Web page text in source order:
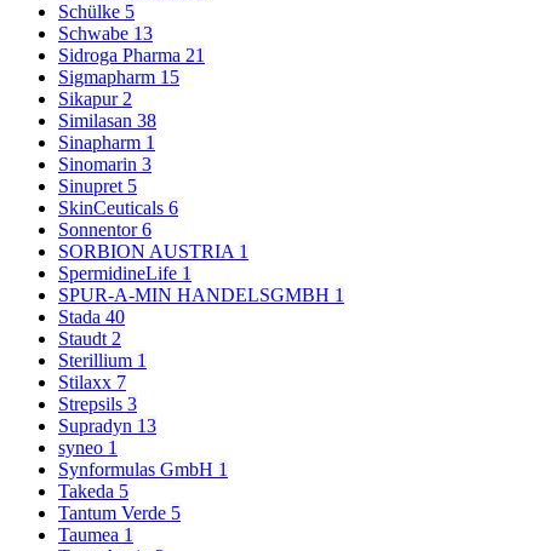
Schülke 5
Schwabe 13
Sidroga Pharma 21
Sigmapharm 15
Sikapur 2
Similasan 38
Sinapharm 1
Sinomarin 3
Sinupret 5
SkinCeuticals 6
Sonnentor6
SORBION AUSTRIA 1
SpermidineLife 1
SPUR-A-MIN HANDELSGMBH 1
Stada 40
Staudt 2
Sterillium 1
Stilaxx 7
Strepsils 3
Supradyn 13
syneo 1
Synformulas GmbH 1
Takeda 5
Tantum Verde 5
Taumea 1